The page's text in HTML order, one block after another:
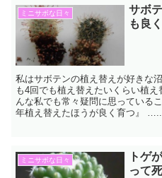
ミニサボな日々
サボ
も良
私はサボテンの植え替えが好きな
も4回でも植え替えたいくらい植
んな私でも常々疑問に思っている
年植え替えたほうが良く育つ』
ミニサボな日々
トゲ
って